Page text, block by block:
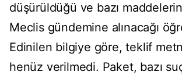
düşürüldüğü ve bazı
Meclis gündemine alınacağı
Edinilen bilgiye göre, teklif
henüz verilmedi. Paket, bazı